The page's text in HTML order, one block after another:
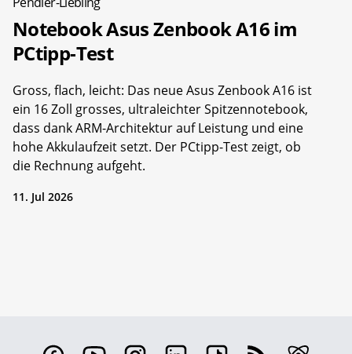
Notebook Asus Zenbook A16 im
PCtipp-Test
Gross, flach, leicht: Das neue Asus Zenbook A16 ist
ein 16 Zoll grosses, ultraleichter Spitzennotebook,
dass dank ARM-Architektur auf Leistung und eine
hohe Akkulaufzeit setzt. Der PCtipp-Test zeigt, ob
die Rechnung aufgeht.
11. Jul 2026